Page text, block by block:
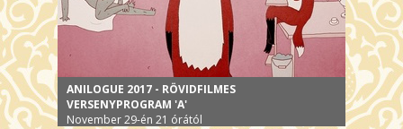
ANILOGUE 2017 - RÖVIDFILMES
VERSENYPROGRAM 'A'
November 29-én 21 órától